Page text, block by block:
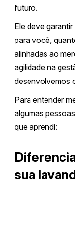
futuro.
Ele deve
para você,
alinhadas ao
agilidade na
desenvolvemos
Para entender
algumas
que aprendi:
sua